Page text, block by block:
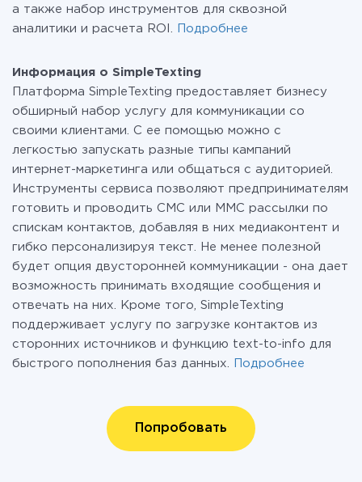
а также набор инструментов для сквозной
аналитики и расчета ROI.
Подробнее
Информация о SimpleTexting
Платформа SimpleTexting предоставляет бизнесу
обширный набор услугу для коммуникации со
своими клиентами. С ее помощью можно с
легкостью запускать разные типы кампаний
интернет-маркетинга или общаться с аудиторией.
Инструменты сервиса позволяют предпринимателям
готовить и проводить СМС или ММС рассылки по
спискам контактов, добавляя в них медиаконтент и
гибко персонализируя текст. Не менее полезной
будет опция двусторонней коммуникации - она дает
возможность принимать входящие сообщения и
отвечать на них. Кроме того, SimpleTexting
поддерживает услугу по загрузке контактов из
сторонних источников и функцию text-to-info для
быстрого пополнения баз данных.
Подробнее
Попробовать